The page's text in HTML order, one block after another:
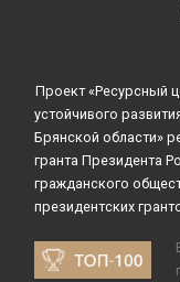
Проект «Ресурсный
устойчивого
Брянской области»
гранта Президента
гражданского
президентских